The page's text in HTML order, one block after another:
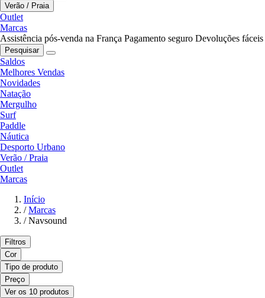
Verão / Praia
Outlet
Marcas
Assistência pós-venda na França Pagamento seguro Devoluções fáceis
Pesquisar
Saldos
Melhores Vendas
Novidades
Natação
Mergulho
Surf
Paddle
Náutica
Desporto Urbano
Verão / Praia
Outlet
Marcas
Início
/ Marcas
/ Navsound
Filtros
Cor
Tipo de produto
Preço
Ver os 10 produtos